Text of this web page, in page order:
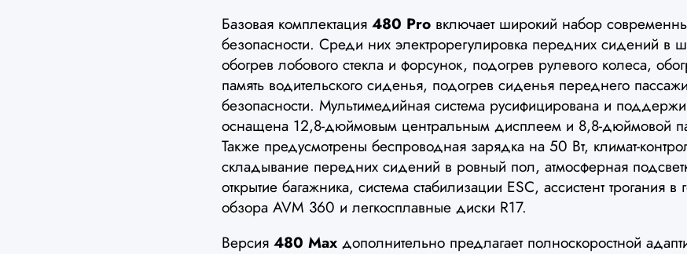
Базовая комплектация 480 Pro включает широкий набор
безопасности. Среди них электрорегулировка передних сидений в
обогрев лобового стекла и форсунок, подогрев рулевого колеса,
память водительского сиденья, подогрев сиденья переднего
безопасности. Мультимедийная система русифицирована и
оснащена 12,8-дюймовым центральным дисплеем и 8,8-дюймовой
Также предусмотрены беспроводная зарядка на 50 Вт, климат-
складывание передних сидений в ровный пол, атмосферная
открытие багажника, система стабилизации ESC, ассистент трогания в
обзора AVM 360 и легкосплавные диски R17.
Версия 480 Max дополнительно предлагает полноскоростной